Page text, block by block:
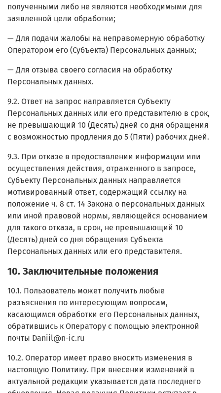
полученными либо не являются необходимыми для
заявленной цели обработки;
— Для подачи жалобы на неправомерную обработку
Оператором его (Субъекта) Персональных данных;
— Для отзыва своего согласия на обработку
Персональных данных.
9.2. Ответ на запрос направляется Субъекту
Персональных данных или его представителю в срок,
не превышающий 10 (Десять) дней со дня обращения
с возможностью продления до 5 (Пяти) рабочих дней.
9.3. При отказе в предоставлении информации или
осуществления действия, отраженного в запросе,
Субъекту Персональных данных направляется
мотивированный ответ, содержащий ссылку на
положение ч. 8 ст. 14 Закона о персональных данных
или иной правовой нормы, являющейся основанием
для такого отказа, в срок, не превышающий 10
(Десять) дней со дня обращения Субъекта
Персональных данных или его представителя.
10. Заключительные положения
10.1. Пользователь может получить любые
разъяснения по интересующим вопросам,
касающимся обработки его Персональных данных,
обратившись к Оператору с помощью электронной
почты Daniil@n-ic.ru
10.2. Оператор имеет право вносить изменения в
настоящую Политику. При внесении изменений в
актуальной редакции указывается дата последнего